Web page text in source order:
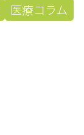
医療コラム